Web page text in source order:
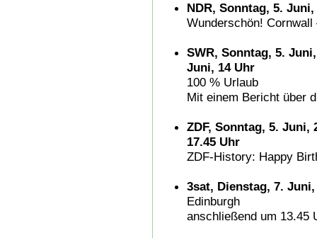
NDR, Sonntag, 5.
Wunderschön!
SWR, Sonntag, 5.
Juni, 14 Uhr
100 % Urlaub
Mit einem Bericht über
ZDF, Sonntag, 5. Juni,
17.45 Uhr
ZDF-History: Happy
3sat, Dienstag, 7. Juni,
Edinburgh
anschließend um 13.45